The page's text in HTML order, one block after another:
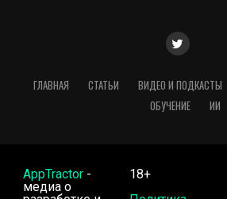
ГЛАВНАЯ СТАТЬИ ВИДЕО И ПОДКАСТЫ
ОБУЧЕНИЕ
ИИ
AppTractor-
медиа о
18+